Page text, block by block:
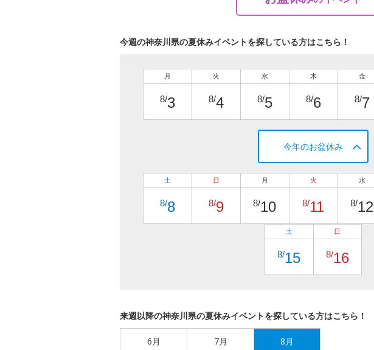
今週の神奈川県の夏休みイベントを探している方はこちら！
月
8/3
火
8/4
水
8/5
木
8/6
金
8/7
今年のお盆休み
土
8/8
日
8/9
月
8/10
火
8/11
水
8/12
土
8/15
日
8/16
来週以降の神奈川県の夏休みイベントを探している方はこちら！
6月 7月 8月